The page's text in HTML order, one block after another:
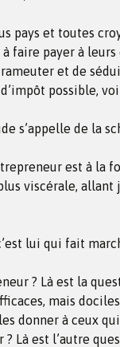
pays et toutes
faire payer à
et de
possible,
s’appelle de la
est à la
viscérale, allant
lui qui fait
? Là est la
mais
donner à ceux
Là est l’autre